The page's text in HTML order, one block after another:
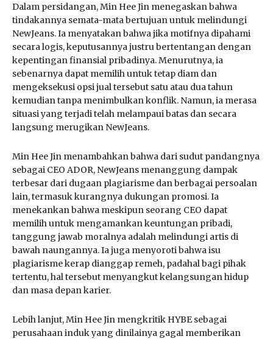
Dalam persidangan, Min Hee Jin menegaskan bahwa
tindakannya semata-mata bertujuan untuk melindungi
NewJeans. Ia menyatakan bahwa jika motifnya dipahami
secara logis, keputusannya justru bertentangan dengan
kepentingan finansial pribadinya. Menurutnya, ia
sebenarnya dapat memilih untuk tetap diam dan
mengeksekusi opsi jual tersebut satu atau dua tahun
kemudian tanpa menimbulkan konflik. Namun, ia merasa
situasi yang terjadi telah melampaui batas dan secara
langsung merugikan NewJeans.
Min Hee Jin menambahkan bahwa dari sudut pandangnya
sebagai CEO ADOR, NewJeans menanggung dampak
terbesar dari dugaan plagiarisme dan berbagai persoalan
lain, termasuk kurangnya dukungan promosi. Ia
menekankan bahwa meskipun seorang CEO dapat
memilih untuk mengamankan keuntungan pribadi,
tanggung jawab moralnya adalah melindungi artis di
bawah naungannya. Ia juga menyoroti bahwa isu
plagiarisme kerap dianggap remeh, padahal bagi pihak
tertentu, hal tersebut menyangkut kelangsungan hidup
dan masa depan karier.
Lebih lanjut, Min Hee Jin mengkritik HYBE sebagai
perusahaan induk yang dinilainya gagal memberikan